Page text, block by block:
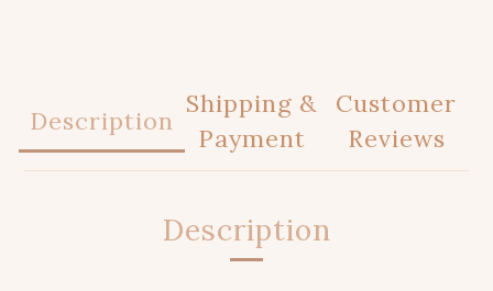
Description
Shipping &
Payment
Customer
Reviews
Description